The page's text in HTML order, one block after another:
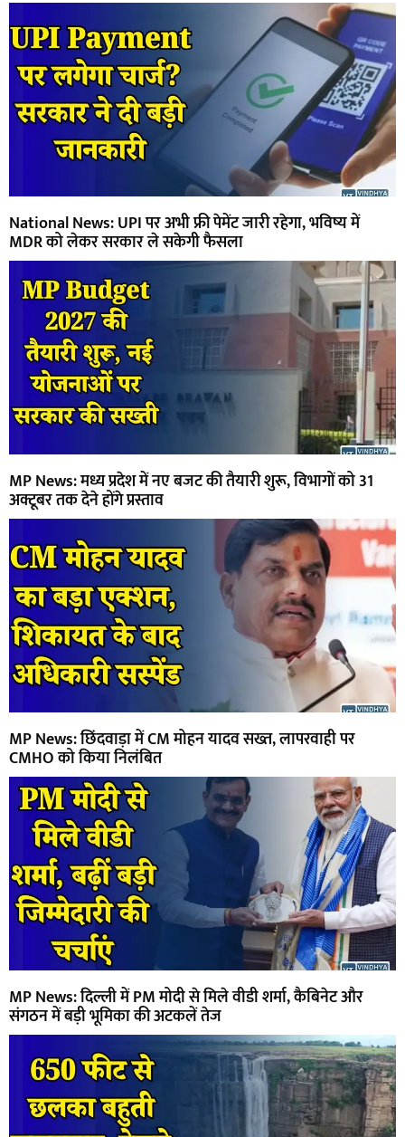
National News: UPI पर अभी फ्री पेमेंट जारी रहेगा, भविष्य में
MDR को लेकर सरकार ले सकेगी फैसला
MP News: मध्य प्रदेश में नए बजट की तैयारी शुरू, विभागों को 31
अक्टूबर तक देने होंगे प्रस्ताव
MP News: छिंदवाड़ा में CM मोहन यादव सख्त, लापरवाही पर
CMHO को किया निलंबित
MP News: दिल्ली में PM मोदी से मिले वीडी शर्मा, कैबिनेट और
संगठन में बड़ी भूमिका की अटकलें तेज